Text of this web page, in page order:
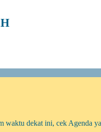
waktu dekat ini, cek Agenda